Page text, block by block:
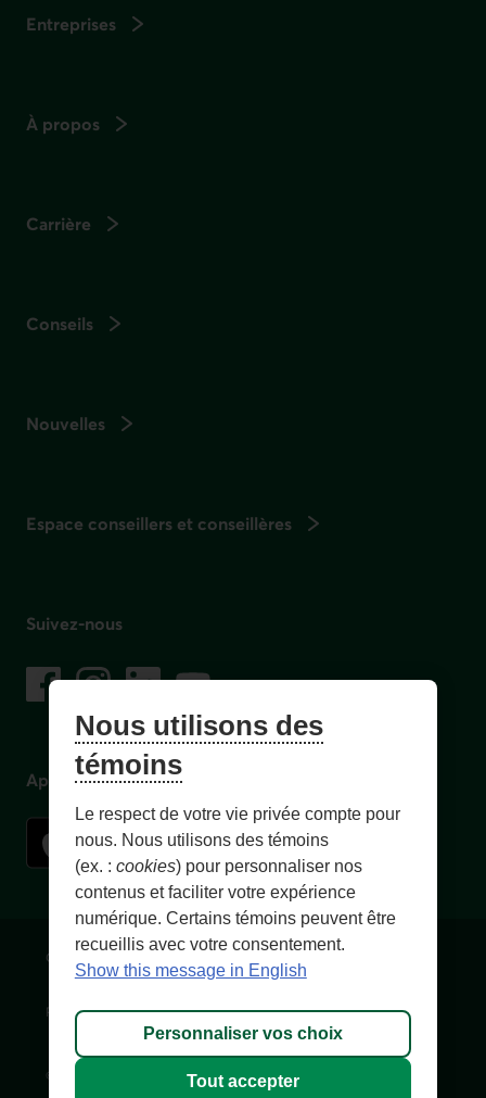
Entreprises
À propos
Carrière
Conseils
Nouvelles
Espace conseillers et conseillères
Suivez-nous
Facebook
– Lien externe au site. Cet hyperlien s'ouvrira dans une
Instagram
– Lien externe au site. Cet hyperlien s'ouvrira dans
LinkedIn
– Lien externe au site. Cet hyperlien
YouTube
– Lien externe au site. Cet hyperlien
Application mobile
Conditions d'utilisation et notes légales
Personnaliser les témoins Accessibilité Plan du site
© 1996-
, Fédération des caisses Desjardins du Québec. Tous
Nous utilisons des
témoins
Le respect de votre vie privée compte pour
nous. Nous utilisons des témoins
(ex. : cookies) pour personnaliser nos
contenus et faciliter votre expérience
numérique. Certains témoins peuvent être
recueillis avec votre consentement.
Show this message in English
Personnaliser vos choix
Tout accepter